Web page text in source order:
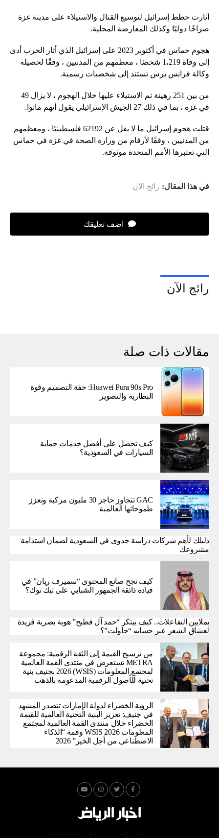
أثارت خطط إسرائيل لتوسيع القتال والاستيلاء على مدينة غزة
صراخًا دوليًا وكذلك المعارضة المحلية.
هجوم حماس في أكتوبر 2023 على إسرائيل الذي أثار الحرب أدى
إلى وفاة 1،219 شخصًا ، معظمهم من المدنيين ، وفقًا لحصيلة
وكالة فرانس برس تستند إلى شخصيات رسمية.
من بين 251 رهينة تم الاستيلاء عليها خلال الهجوم ، لا يزال 49
في غزة ، بما في ذلك 27 الجيش الإسرائيلي يقول أنهم ماتوا.
قتلت هجوم إسرائيل ما لا يقل عن 62192 فلسطينيًا ، ومعظمهم
من المدنيين ، وفقًا لأرقام من وزارة الصحة في غزة في حماس
التي تعتبرها الأمم المتحدة موثوقة.
في هذا المقال: رائج الآن
اضف تعليقك
رائج الآن
مقالات ذات صلة
Huawei Pura 90s Pro: خفة التصميم وقوة
البطارية والتصوير
كيف تحصل على أفضل خدمات حماية
السيارات في السعودية؟
GAC تتجاوز حاجز 30 مليون مركبة وتعزز
طموحاتها العالمية
دليلك لأهم شركات دراسة جدوى في السعودية لضمان استدامة
مشروعك
كيف نجح صانع المحتوى “سميرف ريان” في
قيادة ذائقة الجمهور الشبابي على تيك توك؟
بملايين التفاعلات.. كيف يبتكر “حمد آل فطيح” هوية بصرية فريدة
لعشاق الشعر عبر حسابه “حاولت”؟
من ترسيخ القيمة إلى الثقة الرقمية: مجموعة
METRA تستعرض في منتدى القمة العالمية
لمجتمع المعلومات (WSIS) 2026 بجنيف بنية
تحتية للأصول الرقمية المدعومة بالذهب
الرؤية الخضراء لدولة الإمارات تتصدر المشهد
في جنيف: تعزيز البنية التحتية العالمية للقيمة
الخضراء خلال منتدى القمة العالمية لمجتمع
المعلومات WSIS 2026 وقمة “الذكاء
الاصطناعي من أجل الخير” 2026